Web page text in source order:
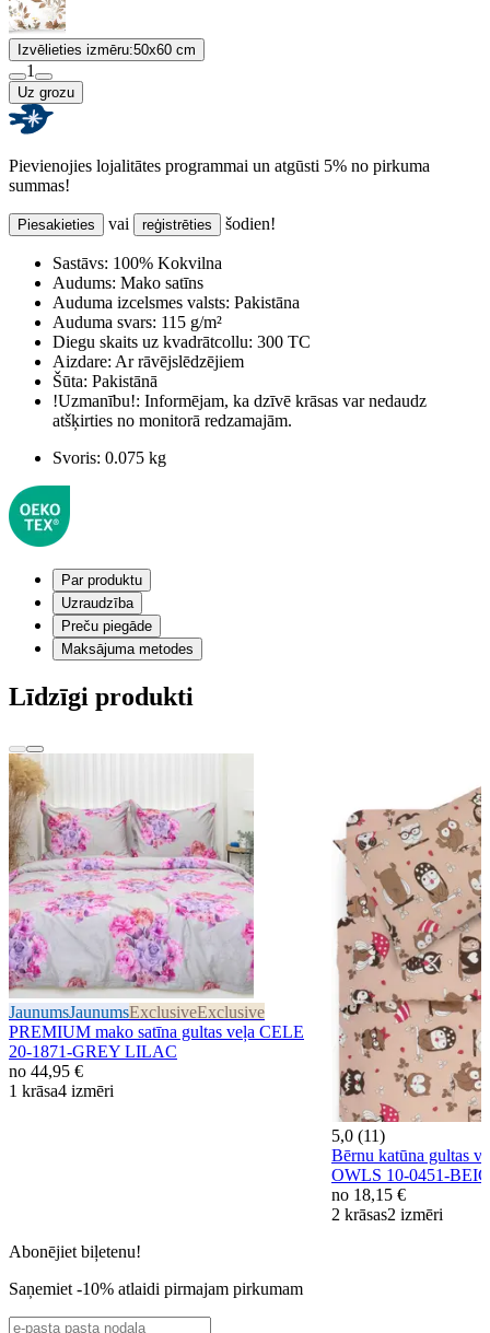
Izvēlieties izmēru:50x60 cm
1
Uz grozu
Pievienojies lojalitātes programmai un atgūsti 5% no pirkuma
summas!
Piesakieties vai reģistrēties šodien!
Sastāvs: 100% Kokvilna
Audums: Mako satīns
Auduma izcelsmes valsts: Pakistāna
Auduma svars: 115 g/m²
Diegu skaits uz kvadrātcollu: 300 TC
Aizdare: Ar rāvējslēdzējiem
Šūta: Pakistānā
!Uzmanību!: Informējam, ka dzīvē krāsas var nedaudz
atšķirties no monitorā redzamajām.
Svoris: 0.075 kg
Par produktu
Uzraudzība
Preču piegāde
Maksājuma metodes
Līdzīgi produkti
JaunumsJaunumsExclusiveExclusive
PREMIUM mako satīna gultas veļa CELE
20-1871-GREY LILAC
no 44,95 €
1 krāsa4 izmēri
5,0 (11)
Bērnu katūna gultas
OWLS 10-0451-
no 18,15 €
2 krāsas2 izmēri
Abonējiet biļetenu!
Saņemiet -10% atlaidi pirmajam pirkumam